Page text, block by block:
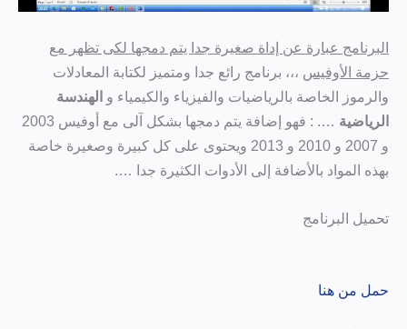
البرنامج عبارة عن إداة صغيرة جدا يتم دمجها لكى تظهر مع
حزمة الأوفيس ،،، برنامج رائع جدا ومتميز لكتابة المعادلات
والرموز الخاصة بالرياضيات والفيزياء والكيمياء و الهندسة
الرياضية
…. : فهو إضافة يتم دمجها بشكل آلى مع أوفيس 2003
و 2007 و 2010 و 2013 ويحتوى على كل كبيرة وصغيرة خاصة
بهذه المواد بالأضافة إلى الأدوات الكثيرة جدا ….
تحميل البرنامج
حمل من هنا